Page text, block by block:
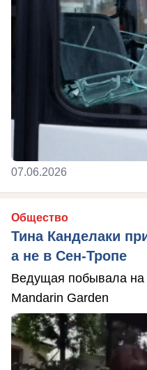
07.06.2026
Общество
Тина Канделаки
а не в Сен-Тропе
Ведущая побывала на
Mandarin Garden